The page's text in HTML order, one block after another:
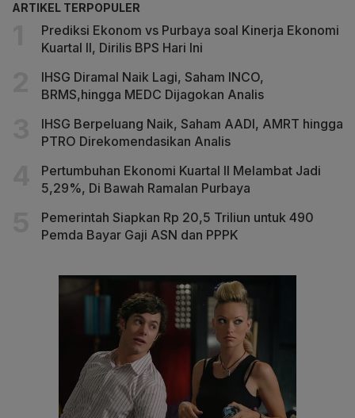
ARTIKEL TERPOPULER
Prediksi Ekonom vs Purbaya soal Kinerja Ekonomi
Kuartal II, Dirilis BPS Hari Ini
IHSG Diramal Naik Lagi, Saham INCO,
BRMS,hingga MEDC Dijagokan Analis
IHSG Berpeluang Naik, Saham AADI, AMRT hingga
PTRO Direkomendasikan Analis
Pertumbuhan Ekonomi Kuartal II Melambat Jadi
5,29%, Di Bawah Ramalan Purbaya
Pemerintah Siapkan Rp 20,5 Triliun untuk 490
Pemda Bayar Gaji ASN dan PPPK